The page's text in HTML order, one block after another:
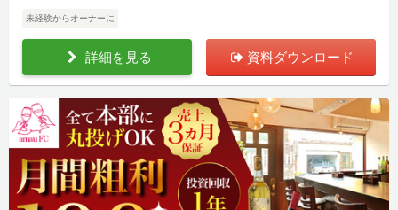
未経験からオーナーに
詳細を見る 資料ダウンロード